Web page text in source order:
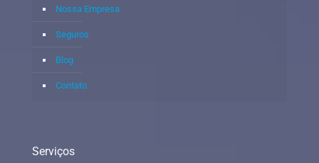
Nossa Empresa
Seguros
Blog
Contato
Serviços